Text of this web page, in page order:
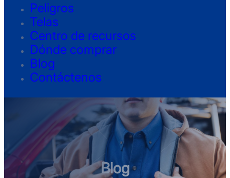
Peligros
Telas
Centro de recursos
Dónde comprar
Blog
Contáctenos
Blog